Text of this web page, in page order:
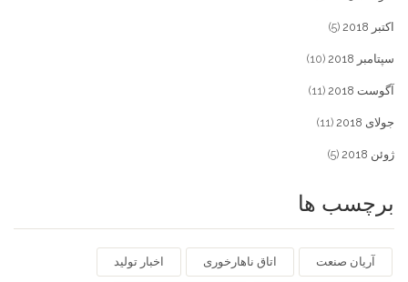
اکتبر 2018 (5)
سپتامبر 2018 (10)
آگوست 2018 (11)
جولای 2018 (11)
ژوئن 2018 (5)
برچسب ها
آریان صنعت اتاق ناهارخوری اخبار تولید